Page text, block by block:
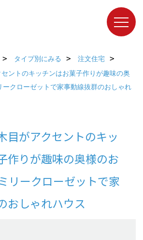
タイプ別にみる
注文住宅
ントのキッチンはお菓子作りが趣味の奥
クローゼットで家事動線抜群のおしゃれ
目がアクセントのキッ
作りが趣味の奥様のお
リークローゼットで家
おしゃれハウス